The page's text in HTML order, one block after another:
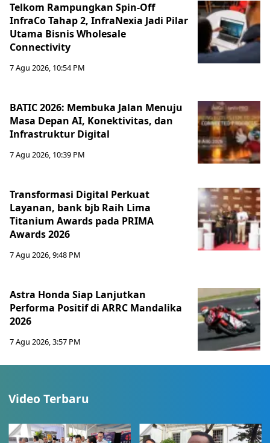
Telkom Rampungkan Spin-Off
InfraCo Tahap 2, InfraNexia Jadi Pilar
Utama Bisnis Wholesale
Connectivity
7 Agu 2026, 10:54 PM
BATIC 2026: Membuka Jalan Menuju
Masa Depan AI, Konektivitas, dan
Infrastruktur Digital
7 Agu 2026, 10:39 PM
Transformasi Digital Perkuat
Layanan, bank bjb Raih Lima
Titanium Awards pada PRIMA
Awards 2026
7 Agu 2026, 9:48 PM
Astra Honda Siap Lanjutkan
Performa Positif di ARRC Mandalika
2026
7 Agu 2026, 3:57 PM
Video Terbaru